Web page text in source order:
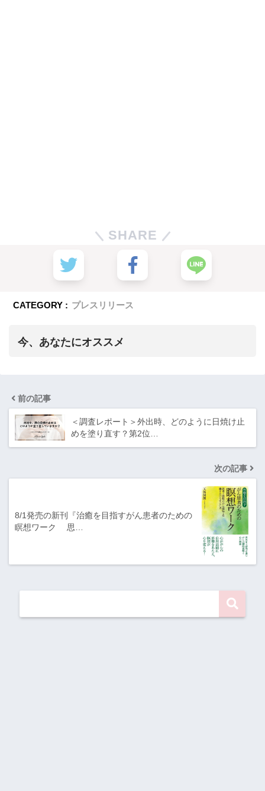
SHARE
CATEGORY : プレスリリース
今、あなたにオススメ
前の記事
＜調査レポート＞外出時、どのように日焼け止
めを塗り直す？第2位…
次の記事
8/1発売の新刊『治癒を目指すがん患者のための
瞑想ワーク 思…